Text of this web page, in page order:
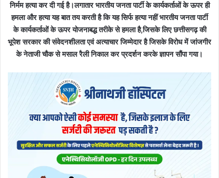
निर्मम हत्या कर दी गई है।लगातार भारतीय जनता पार्टी के कार्यकर्ताओं के ऊपर ही
हमला और हत्या यह बात तय करती है कि यह सिर्फ हत्या नहीं भारतीय जनता पार्टी
के कार्यकर्ताओं के ऊपर योजनाबद्ध तरीके से हमला है,जिसके लिए छत्तीसगढ़ की
भूपेश सरकार की संवेदनशीलता एवं अत्याचार जिम्मेदार है जिसके विरोध में जांजगीर
के नेताजी चौक से मसाल रैली निकाल कर प्रदर्शन करके ज्ञापन सौंपा गया।